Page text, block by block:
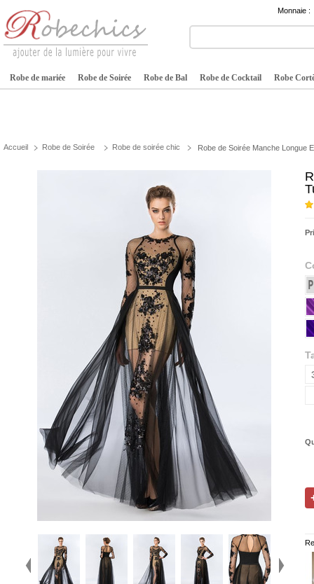
Monnaie :
Robe de mariée Robe de Soirée Robe de Bal Robe de Cocktail Robe
Accueil Robe de Soirée Robe de soirée chic Robe de Soirée Manche Longue